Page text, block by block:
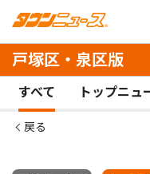
戸塚区・泉区版
すべて トップニュ
戻る